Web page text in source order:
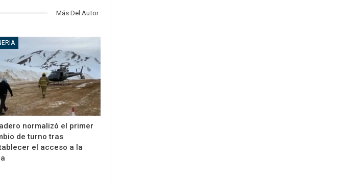
Más Del Autor
normalizó el primer
de turno tras
el acceso a la